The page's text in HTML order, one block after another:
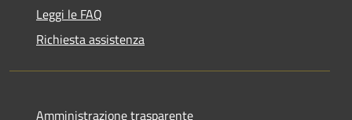
Leggi le FAQ
Richiesta assistenza
Amministrazione trasparente